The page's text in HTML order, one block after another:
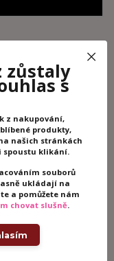
zůstaly
s
z nakupování,
produkty,
našich stránkách
spoustu klikání.
souborů
ukládají na
a pomůžete nám
chovat slušně.